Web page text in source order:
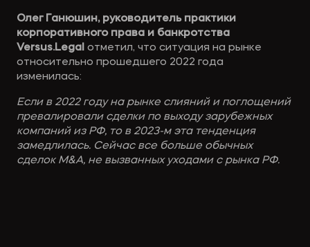
Олег Ганюшин, руководитель практики
корпоративного права и банкротства
Versus.Legal отметил, что ситуация на рынке
относительно прошедшего 2022 года
изменилась:
Если в 2022 году на рынке слияний и поглощений
превалировали сделки по выходу зарубежных
компаний из РФ, то в 2023-м эта тенденция
замедлилась. Сейчас все больше обычных
сделок M&A, не вызванных уходами с рынка РФ.